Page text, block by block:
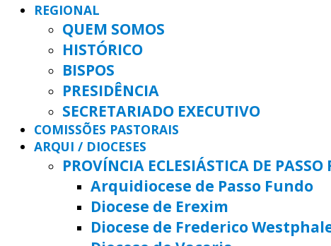
REGIONAL
QUEM SOMOS
HISTÓRICO
BISPOS
PRESIDÊNCIA
SECRETARIADO EXECUTIVO
COMISSÕES PASTORAIS
ARQUI / DIOCESES
PROVÍNCIA ECLESIÁSTICA DE PASSO
Arquidiocese de Passo Fundo
Diocese de Erexim
Diocese de Frederico